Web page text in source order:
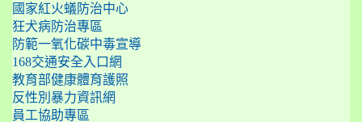
國家紅火蟻防治中心
狂犬病防治專區
防範一氧化碳中毒宣導
168交通安全入口網
教育部健康體育護照
反性別暴力資訊網
員工協助專區